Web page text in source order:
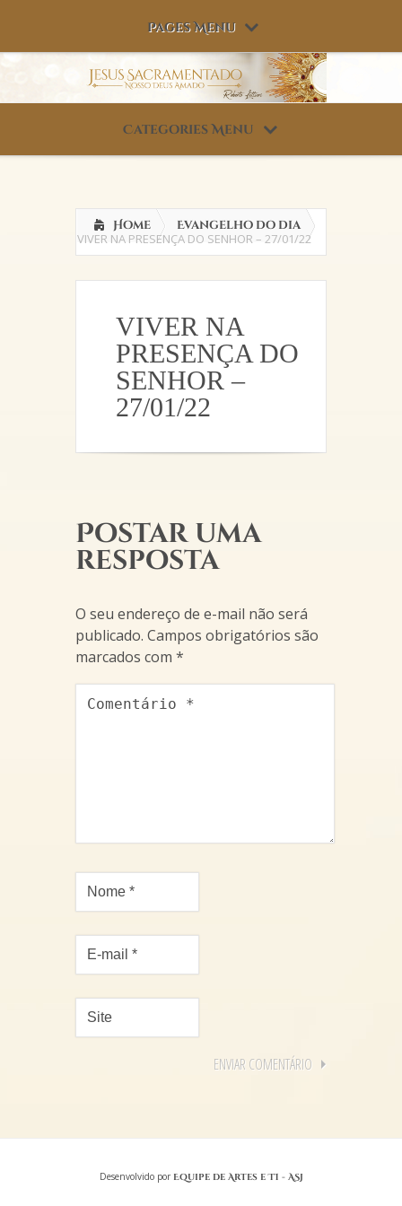
Pages Menu
Categories Menu
Home Evangelho do dia
VIVER NA PRESENÇA DO SENHOR – 27/01/22
VIVER NA
PRESENÇA DO
SENHOR –
27/01/22
Postar uma
resposta
O seu endereço de e-mail não será
publicado. Campos obrigatórios são
marcados com *
Desenvolvido por Equipe de Artes e TI - ASJ